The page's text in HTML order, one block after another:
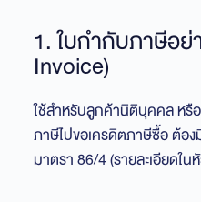
1. ใบกำกับภาษีอย่
Invoice)
ใช้สำหรับลูกค้านิติบุคคล หรื
ภาษีไปขอเครดิตภาษีซื้อ ต้อ
มาตรา 86/4 (รายละเอียดใน